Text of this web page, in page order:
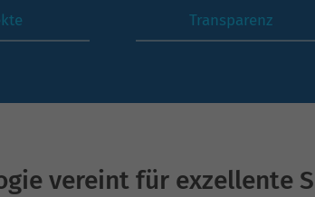
Transparenz
vereint für exzellente